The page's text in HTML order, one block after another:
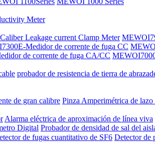
Meter
Leakage current Clamp Meter
Medidor de corrente de fuga CC
de corrente de fuga CA/CC
probador de resistencia de tierra de
de gran calibre Pinza Amperimétrica de
Alarma eléctrica de aproximación de línea viva
Digital Probador de densidad de sal del
de fugas cuantitativo de SF6 Detector de